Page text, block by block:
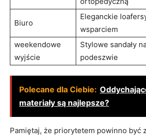
Biuro
Eleganckie
wsparciem
weekendowe
wyjście
Stylowe sandały
podeszwie
Polecane dla Ciebie:
materiały są najlepsze?
Pamiętaj, że priorytetem powinno być